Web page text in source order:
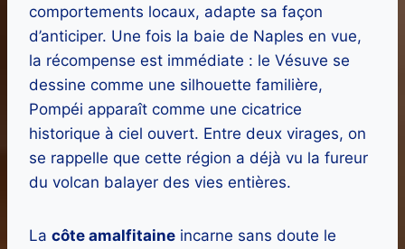
comportements locaux, adapte sa façon
d’anticiper. Une fois la baie de Naples en vue,
la récompense est immédiate : le Vésuve se
dessine comme une silhouette familière,
Pompéi apparaît comme une cicatrice
historique à ciel ouvert. Entre deux virages, on
se rappelle que cette région a déjà vu la fureur
du volcan balayer des vies entières.
La côte amalfitaine incarne sans doute le